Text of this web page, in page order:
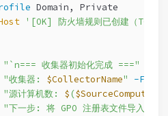
Domain, Private
'[OK] 防火墙规则已创建（TCP
"`n=== 收集器初始化完成 ==="
"收集器: $CollectorName"
-
"源计算机数: $ ($SourceComputers
"下一步: 将 GPO 注册表文件导入组策